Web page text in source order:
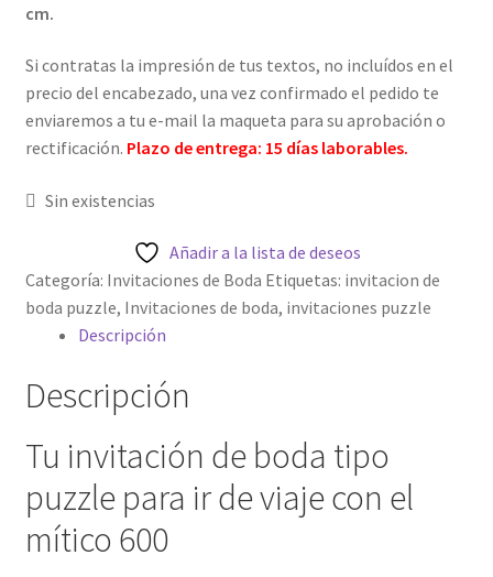
Mi cuenta
Password Reset
Pedidos
PLAZOS DE ENTREGA
Política de Cookies
Preguntas Frecuentes sobre Caretas Personalizadas
con Foto
PRIVACIDAD
Register
SOBRE NOSOTROS
cm.
Si contratas la impresión de tus textos, no incluídos en el
precio del encabezado, una vez confirmado el pedido te
enviaremos a tu e-mail la maqueta para su aprobación o
rectificación. Plazo de entrega: 15 días laborables.
Sin existencias
Añadir a la lista de deseos
Categoría: Invitaciones de Boda Etiquetas: invitacion de
boda puzzle, Invitaciones de boda, invitaciones puzzle
Descripción
Descripción
Tu invitación de boda tipo
puzzle para ir de viaje con el
mítico 600